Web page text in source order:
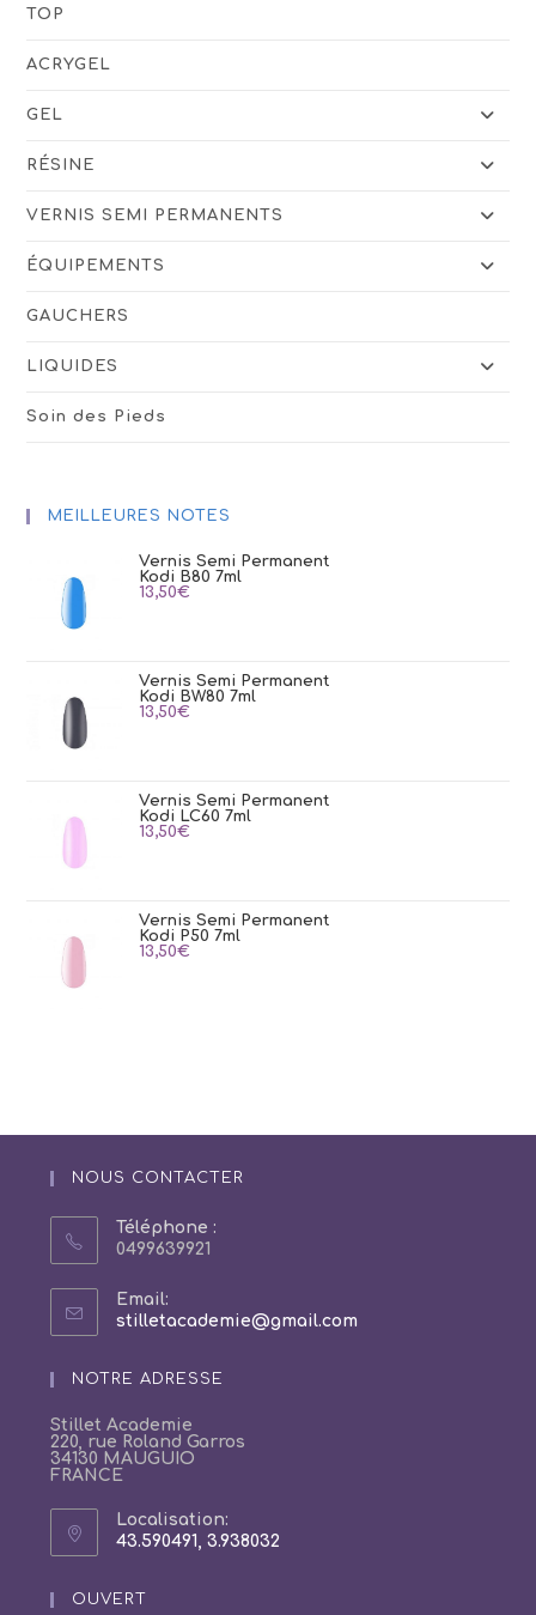
TOP
ACRYGEL
GEL
RÉSINE
VERNIS SEMI PERMANENTS
ÉQUIPEMENTS
GAUCHERS
LIQUIDES
Soin des Pieds
MEILLEURES NOTES
Vernis Semi Permanent
Kodi B80 7ml
13,50€
Vernis Semi Permanent
Kodi BW80 7ml
13,50€
Vernis Semi Permanent
Kodi LC60 7ml
13,50€
Vernis Semi Permanent
Kodi P50 7ml
13,50€
NOUS CONTACTER
Téléphone :
0499639921
Email:
stilletacademie@gmail.comS’ouvre
NOTRE ADRESSE
Stillet Academie
220, rue Roland Garros
34130 MAUGUIO
FRANCE
Localisation:
43.590491, 3.938032
un
nouvel
OUVERT